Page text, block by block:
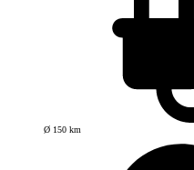
Ø 150 km